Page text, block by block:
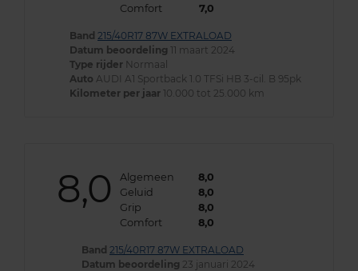
Comfort
7,0
Band 215/40R17 87W EXTRALOAD
Datum beoordeling 11 maart 2024
Type rijder Normaal
Auto AUDI A1 Sportback 1.0 TFSi HB 3-cil. B 95pk
Kilometer per jaar 10.000 tot 25.000 km
8,0 Algemeen
8,0
Geluid
8,0
Grip
8,0
Comfort
8,0
Band 215/40R17 87W EXTRALOAD
Datum beoordeling 23 januari 2024